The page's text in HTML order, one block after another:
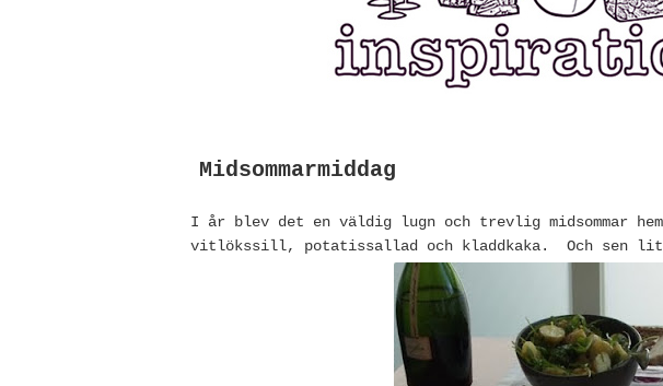
Midsommarmiddag
I år blev det en väldig lugn och trevlig midsommar
vitlökssill, potatissallad och kladdkaka. Och sen lite